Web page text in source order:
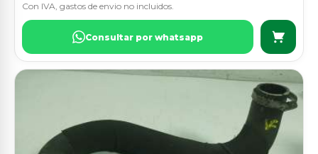
Con IVA, gastos de envio no incluidos.
Consultar por whatsapp